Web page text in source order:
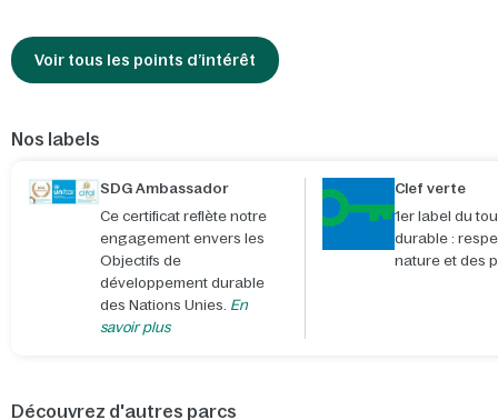
Voir tous les points d’intérêt
Nos labels
SDG Ambassador
Ce certificat reflète notre
engagement envers les
Objectifs de
développement durable
des Nations Unies. En
savoir plus
Clef verte
1er label du
durable :
nature et des
Découvrez d'autres parcs